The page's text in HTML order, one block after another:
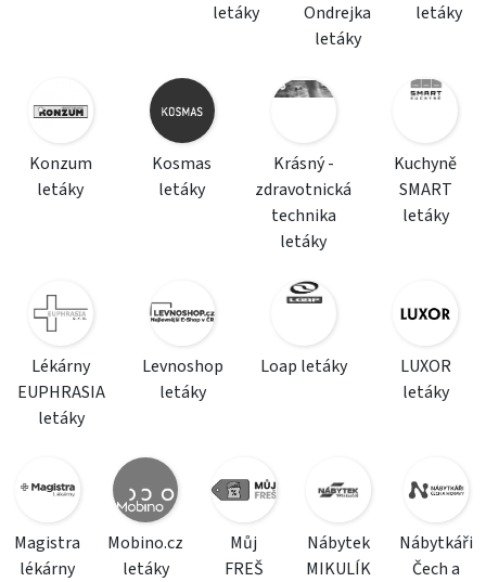
letáky
Ondrejka
letáky
letáky
Konzum
letáky
Kosmas
letáky
Krásný -
zdravotnická
technika
letáky
Kuchyně
SMART
letáky
Lékárny
EUPHRASIA
letáky
Levnoshop
letáky
Loap letáky
LUXOR
letáky
Magistra
lékárny
Mobino.cz
letáky
Můj
FREŠ
Nábytek
MIKULÍK
Nábytkáři
Čech a